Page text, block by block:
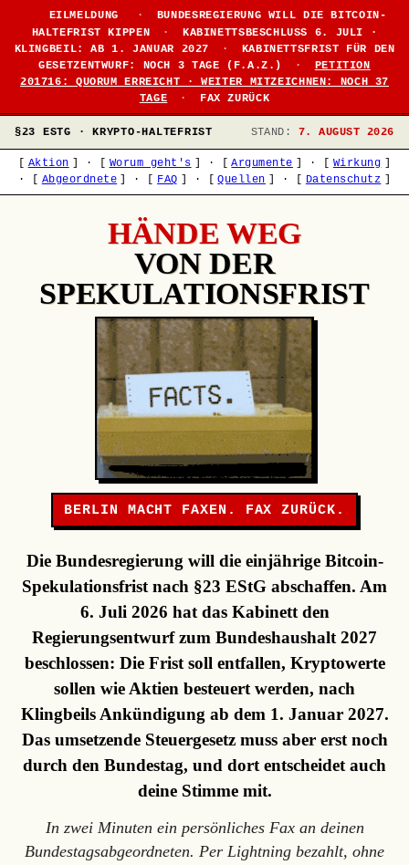
EILMELDUNG ·
BUNDESREGIERUNG WILL DIE BITCOIN-
HALTEFRIST KIPPEN
·
KABINETTSBESCHLUSS 6. JULI ·
KLINGBEIL: AB 1. JANUAR 2027
·
KABINETTSFRIST FÜR DEN
GESETZENTWURF: NOCH 3 TAGE (F.A.Z.)
·
PETITION
201716: QUORUM ERREICHT · WEITER MITZEICHNEN: NOCH 37
TAGE
· FAX ZURÜCK
§23 ESTG · KRYPTO-HALTEFRIST STAND: 7. AUGUST 2026
Aktion · Worum geht's · Argumente · Wirkung
·
Abgeordnete · FAQ · Quellen · Datenschutz
HÄNDE WEG
VON DER
SPEKULATIONSFRIST
BERLIN MACHT FAXEN. FAX ZURÜCK.
Die Bundesregierung will die einjährige Bitcoin-
Spekulationsfrist nach §23 EStG abschaffen. Am
6. Juli 2026 hat das Kabinett den
Regierungsentwurf zum Bundeshaushalt 2027
beschlossen: Die Frist soll entfallen, Kryptowerte
sollen wie Aktien besteuert werden, nach
Klingbeils Ankündigung ab dem 1. Januar 2027.
Das umsetzende Steuergesetz muss aber erst noch
durch den Bundestag, und dort entscheidet auch
deine Stimme mit.
In zwei Minuten ein persönliches Fax an deinen
Bundestagsabgeordneten. Per Lightning bezahlt, ohne